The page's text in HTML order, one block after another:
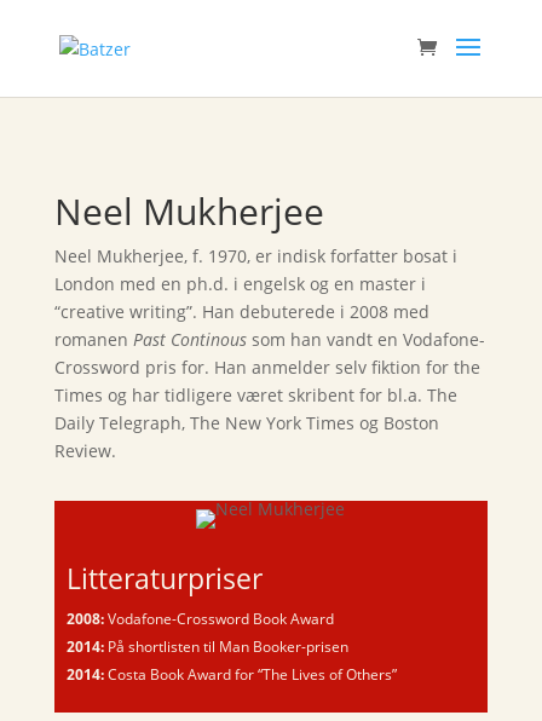
Neel Mukherjee
Neel Mukherjee, f. 1970, er indisk forfatter bosat i
London med en ph.d. i engelsk og en master i
“creative writing”. Han debuterede i 2008 med
romanen Past Continous som han vandt en Vodafone-
Crossword pris for. Han anmelder selv fiktion for the
Times og har tidligere været skribent for bl.a. The
Daily Telegraph, The New York Times og Boston
Review.
Litteraturpriser
2008:Vodafone-Crossword Book Award
2014:På shortlisten til Man Booker-prisen
2014:Costa Book Award for “The Lives of Others”